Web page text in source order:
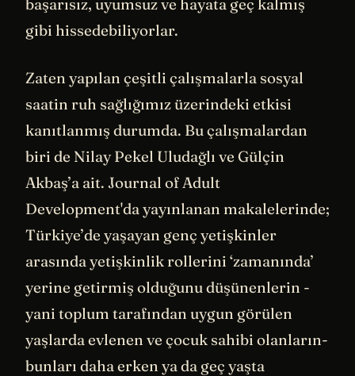
başarısız, uyumsuz ve hayata geç kalmış
gibi hissedebiliyorlar.
Zaten yapılan çeşitli çalışmalarla sosyal
saatin ruh sağlığımız üzerindeki etkisi
kanıtlanmış durumda. Bu çalışmalardan
biri de Nilay Pekel Uludağlı ve Gülçin
Akbaş’a ait. Journal of Adult
Development'da yayınlanan makalelerinde;
Türkiye’de yaşayan genç yetişkinler
arasında yetişkinlik rollerini ‘zamanında’
yerine getirmiş olduğunu düşünenlerin -
yani toplum tarafından uygun görülen
yaşlarda evlenen ve çocuk sahibi olanların-
bunları daha erken ya da geç yaşta